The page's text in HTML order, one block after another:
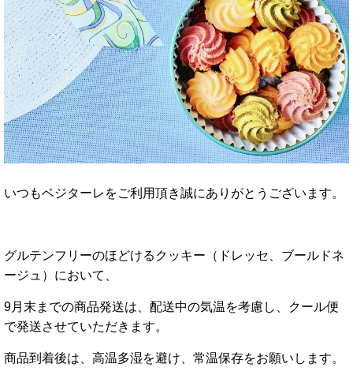
いつもベジターレをご利用頂き誠にありがとうございます。
グルテンフリーのほどけるクッキー（ドレッセ、ブールドネ
ージュ）において、
9月末までの商品発送は、配送中の気温を考慮し、クール便
で発送させていただきます。
商品到着後は、高温多湿を避け、常温保存をお願いします。